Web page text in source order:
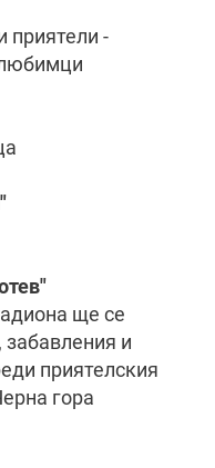
приятели -
ще се
забавления и
приятелския
гора